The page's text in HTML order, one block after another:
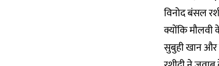
विनोद बंसल
क्योंकि मौलवी
सुबुही खान और